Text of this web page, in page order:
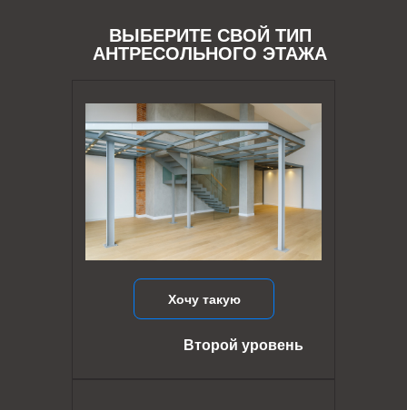
ВЫБЕРИТЕ СВОЙ ТИП
АНТРЕСОЛЬНОГО ЭТАЖА
Хочу такую
Второй уровень